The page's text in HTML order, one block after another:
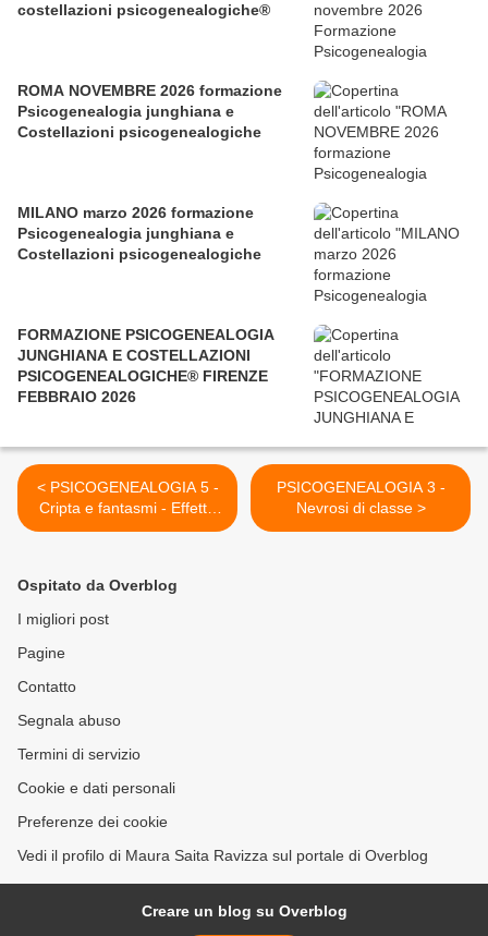
costellazioni psicogenealogiche®
ROMA NOVEMBRE 2026 formazione
Psicogenealogia junghiana e
Costellazioni psicogenealogiche
MILANO marzo 2026 formazione
Psicogenealogia junghiana e
Costellazioni psicogenealogiche
FORMAZIONE PSICOGENEALOGIA
JUNGHIANA E COSTELLAZIONI
PSICOGENEALOGICHE® FIRENZE
FEBBRAIO 2026
< PSICOGENEALOGIA 5 -
Cripta e fantasmi - Effetto
Zeigarnik - Bambino di
PSICOGENEALOGIA 3 -
Nevrosi di classe >
Ospitato da Overblog
I migliori post
Pagine
Contatto
Segnala abuso
Termini di servizio
Cookie e dati personali
Preferenze dei cookie
Vedi il profilo di Maura Saita Ravizza sul portale di Overblog
Creare un blog su Overblog